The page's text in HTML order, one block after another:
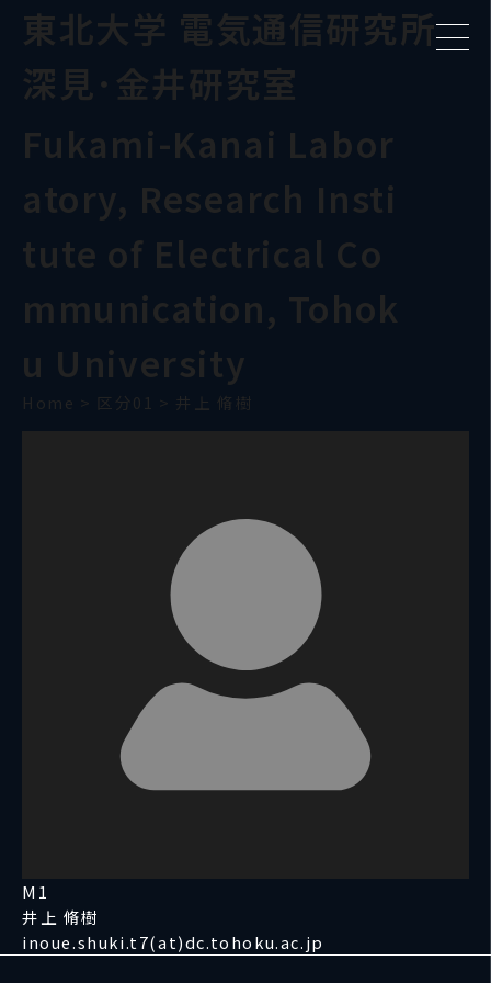
東北大学 電気通信研究所
深見･金井研究室
Fukami-Kanai Labor
atory, Research Insti
tute of Electrical Co
mmunication, Tohok
u University
Home > 区分01 > 井上 脩樹
M1
井上 脩樹
inoue.shuki.t7(at)dc.tohoku.ac.jp